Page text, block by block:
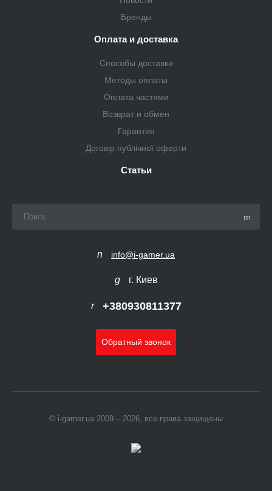
Бренды
Оплата и доставка
Способы доставки
Методы оплаты
Оплата частями
Возврат и обмен
Гарантия
Договір публічної оферти
Статьи
info@i-gamer.ua
г. Киев
+380930811377
Обратный звонок
© i-gamer.ua 2009 – 2026, все права защищены